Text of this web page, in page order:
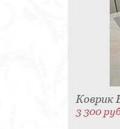
Коврик
3 300